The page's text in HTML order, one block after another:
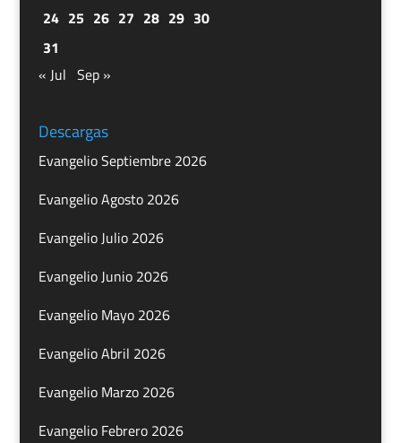
24 25 26 27 28 29 30
31
« Jul Sep »
Descargas
Evangelio Septiembre 2026
Evangelio Agosto 2026
Evangelio Julio 2026
Evangelio Junio 2026
Evangelio Mayo 2026
Evangelio Abril 2026
Evangelio Marzo 2026
Evangelio Febrero 2026